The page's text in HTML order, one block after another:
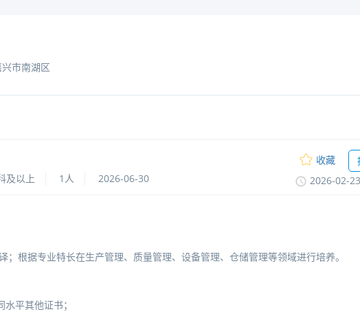
市南湖区
及以上 1人 2026-06-30
收藏
2026-02-
根据专业特长在生产管理、质量管理、设备管理、仓储管理等领域进行培养。
平其他证书；